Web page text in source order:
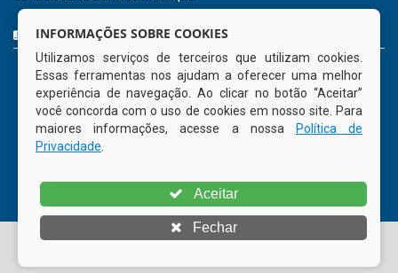
000
Atendimento: 08:00hs às 14:00hs
(81) 98512-1231
gabinete@tamandare.pe.gov.br
Tamandaré - PE
Vice Prefeito
Gabinete do Prefeito
INFORMAÇÕES SOBRE COOKIES
Utilizamos serviços de terceiros que utilizam cookies.
Essas ferramentas nos ajudam a oferecer uma melhor
experiência de navegação. Ao clicar no botão “Aceitar”
você concorda com o uso de cookies em nosso site. Para
maiores informações, acesse a nossa
Política de
Privacidade
Aceitar
Fechar